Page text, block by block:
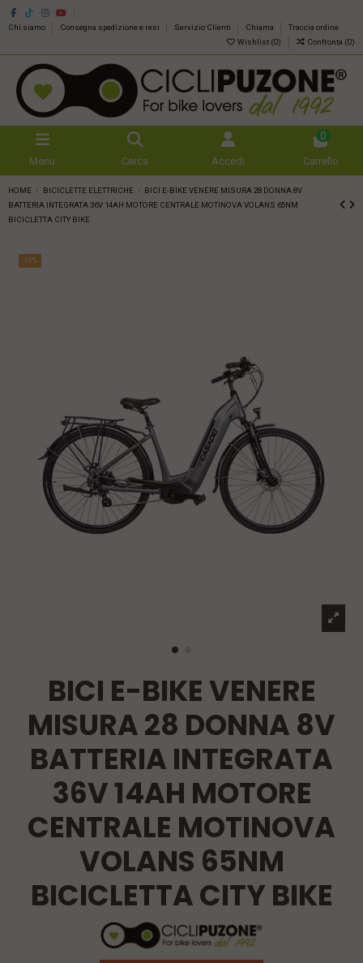
Chi siamo Consegna spedizione e resi Servizio Clienti Chiama
Traccia ordine
Wishlist (0) Confronta (0)
Menu Cerca Accedi
0
Carrello
HOME BICICLETTE ELETTRICHE
BICI E-BIKE VENERE MISURA 28 DONNA 8V
BATTERIA INTEGRATA 36V 14AH MOTORE CENTRALE MOTINOVA VOLANS 65NM
BICICLETTA CITY BIKE
-10%
BICI E-BIKE VENERE
MISURA 28 DONNA 8V
BATTERIA INTEGRATA
36V 14AH MOTORE
CENTRALE MOTINOVA
VOLANS 65NM
BICICLETTA CITY BIKE